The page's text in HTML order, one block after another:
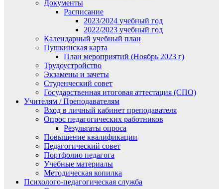
Документы
Расписание
2023/2024 учебный год
2022/2023 учебный год
Календарный учебный план
Пушкинская карта
План мероприятий (Ноябрь 2023 г)
Трудоустройство
Экзамены и зачеты
Студенческий совет
Государственная итоговая аттестация (СПО)
Учителям / Преподавателям
Вход в личный кабинет преподавателя
Опрос педагогических работников
Результаты опроса
Повышение квалификации
Педагогический совет
Портфолио педагога
Учебные материалы
Методическая копилка
Психолого-педагогическая служба